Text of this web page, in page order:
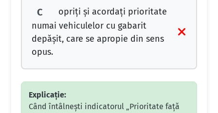
C
opriţi şi acordaţi prioritate
numai vehiculelor cu gabarit
depăşit, care se apropie din sens
opus.
Explicație:
Când întâlnești indicatorul „Prioritate față